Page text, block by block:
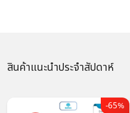
สินค้าแนะนำประจำสัปดาห์
65%